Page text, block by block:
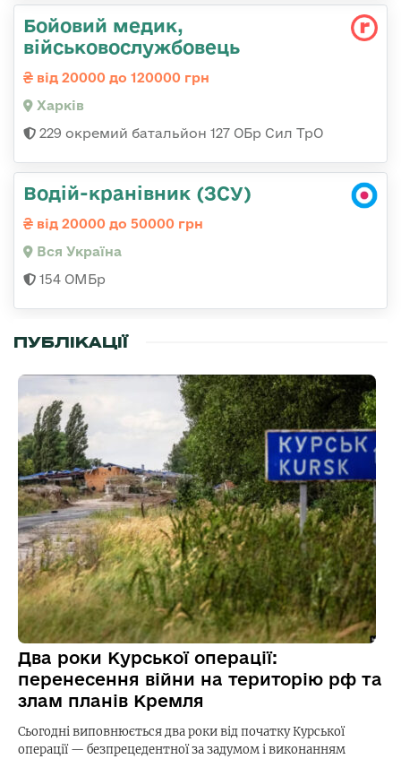
Бойовий медик,
військовослужбовець
від 20000 до 120000 грн
Харків
229 окремий батальйон 127 ОБр Сил ТрО
Водій-кранівник (ЗСУ)
від 20000 до 50000 грн
Вся Україна
154 ОМБр
ПУБЛІКАЦІЇ
Два роки Курської операції:
перенесення війни на територію рф та
злам планів Кремля
Сьогодні виповнюється два роки від початку Курської
операції — безпрецедентної за задумом і виконанням